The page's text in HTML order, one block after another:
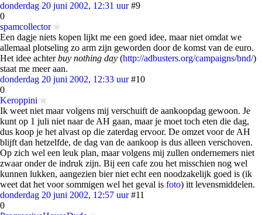
donderdag 20 juni 2002, 12:31 uur #9
0
spamcollector
Een dagje niets kopen lijkt me een goed idee, maar niet omdat we
allemaal plotseling zo arm zijn geworden door de komst van de euro.
Het idee achterbuy nothing day (http://adbusters.org/campaigns/bnd/)
staat me meer aan.
donderdag 20 juni 2002, 12:33 uur #10
0
Keroppini
Ik weet niet maar volgens mij verschuift de aankoopdag gewoon. Je
kunt op 1 juli niet naar de AH gaan, maar je moet toch eten die dag,
dus koop je het alvast op die zaterdag ervoor. De omzet voor de AH
blijft dan hetzelfde, de dag van de aankoop is dus alleen verschoven.
Op zich wel een leuk plan, maar volgens mij zullen ondernemers niet
zwaar onder de indruk zijn. Bij een cafe zou het misschien nog wel
kunnen lukken, aangezien bier niet echt een noodzakelijk goed is (ik
weet dat het voor sommigen wel het geval is foto) itt levensmiddelen.
donderdag 20 juni 2002, 12:57 uur #11
0